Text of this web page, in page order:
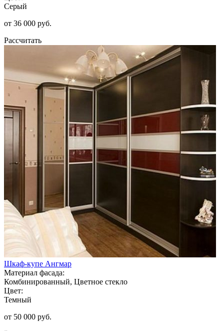
Серый
от 36 000 руб.
Рассчитать
Шкаф-купе Ангмар
Материал фасада:
Комбинированный, Цветное стекло
Цвет:
Темный
от 50 000 руб.